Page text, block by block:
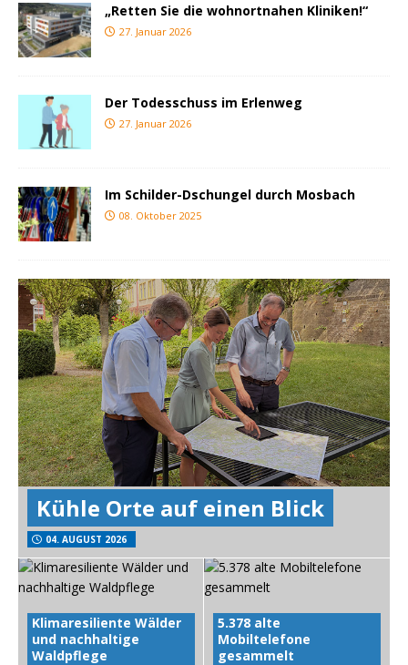
„Retten Sie die wohnortnahen Kliniken!“
27. Januar 2026
Der Todesschuss im Erlenweg
27. Januar 2026
Im Schilder-Dschungel durch Mosbach
08. Oktober 2025
Kühle Orte auf einen Blick
04. AUGUST 2026
Klimaresiliente Wälder
und nachhaltige
Waldpflege
5.378 alte
Mobiltelefone
gesammelt